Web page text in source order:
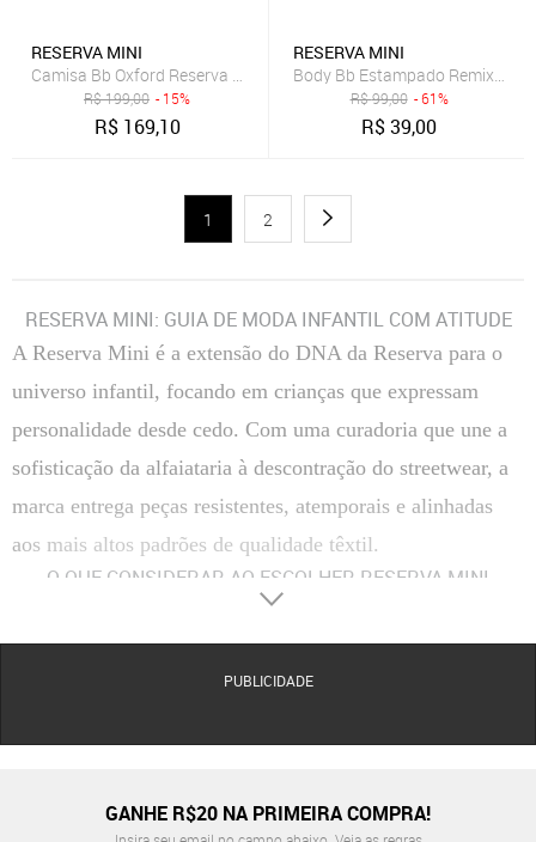
RESERVA MINI
Camisa Bb Oxford Reserva Mini
R$199,00 - 15%
R$ 169,10
RESERVA MINI
Body Bb Estampado Remix
R$99,00 - 61%
R$39,00
1 2
RESERVA MINI: GUIA DE MODA INFANTIL COM ATITUDE
A Reserva Mini é a extensão do DNA da Reserva para o
universo infantil, focando em crianças que expressam
personalidade desde cedo. Com uma curadoria que une a
sofisticação da alfaiataria à descontração do streetwear, a
marca entrega peças resistentes, atemporais e alinhadas
aos mais altos padrões de qualidade têxtil.
O QUE CONSIDERAR AO ESCOLHER RESERVA MINI
praia e íntima, são empregados tecidos tecnológicos que oferecem secagem rápida e
estratégicas, enquanto os calçados slip on e tênis possuem estruturas internas acolchoadas
PUBLICIDADE
GANHE R$20 NA PRIMEIRA COMPRA!